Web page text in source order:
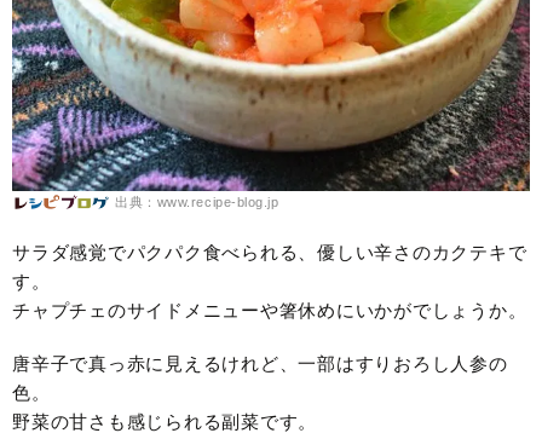
出典：www.recipe-blog.jp
サラダ感覚でパクパク食べられる、優しい辛さのカクテキで
す。
チャプチェのサイドメニューや箸休めにいかがでしょうか。
唐辛子で真っ赤に見えるけれど、一部はすりおろし人参の
色。
野菜の甘さも感じられる副菜です。